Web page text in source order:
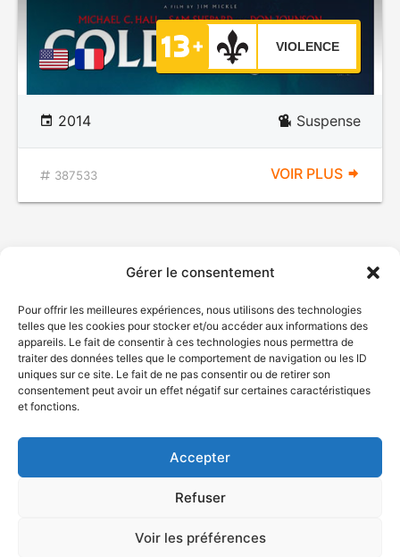
Gérer le consentement
Pour offrir les meilleures expériences, nous utilisons des technologies
telles que les cookies pour stocker et/ou accéder aux informations des
appareils. Le fait de consentir à ces technologies nous permettra de
traiter des données telles que le comportement de navigation ou les ID
uniques sur ce site. Le fait de ne pas consentir ou de retirer son
consentement peut avoir un effet négatif sur certaines caractéristiques
et fonctions.
Accepter
Refuser
Voir les préférences
VIOLENCE
2014 Suspense
387533 VOIR PLUS
© Gouvernement du Québec, 2026
Plan du site
Accessibilité
Accès à l'information
Déclaration de services